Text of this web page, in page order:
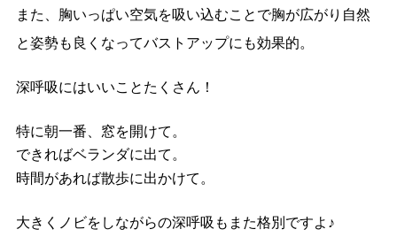
また、胸いっぱい空気を吸い込むことで胸が広がり自然
と姿勢も良くなってバストアップにも効果的。
深呼吸にはいいことたくさん！
特に朝一番、窓を開けて。
できればベランダに出て。
時間があれば散歩に出かけて。
大きくノビをしながらの深呼吸もまた格別ですよ♪